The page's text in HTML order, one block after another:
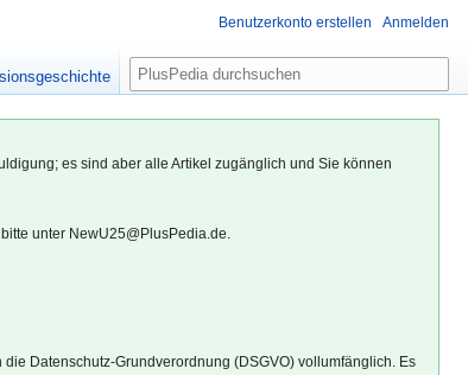
es sind aber alle Artikel zugänglich und Sie können
unter NewU25@PlusPedia.de.
Datenschutz-Grundverordnung (DSGVO) vollumfänglich. Es
Benutzerkonto erstellen Anmelden
S
u
c
e